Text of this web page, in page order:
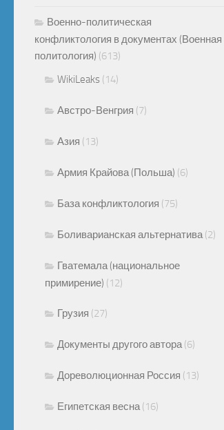
Военно-политическая
конфликтология в документах (Военная
политология) (613)
WikiLeaks (14)
Австро-Венгрия (7)
Азия (13)
Армия Крайова (Польша) (6)
База конфликтология (75)
Боливарианская альтернатива (2)
Гватемала (национальное
примирение) (12)
Грузия (27)
Документы другого автора (6)
Дореволюционная Россия (13)
Египетская весна (16)